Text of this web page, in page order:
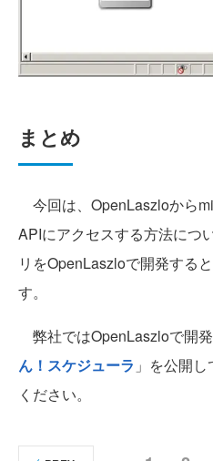
まとめ
今回は、OpenLaszloから
APIにアクセスする方法につ
リをOpenLaszloで開発する
す。
弊社ではOpenLaszloで開
ん！スケジューラ 」を公開
ください。